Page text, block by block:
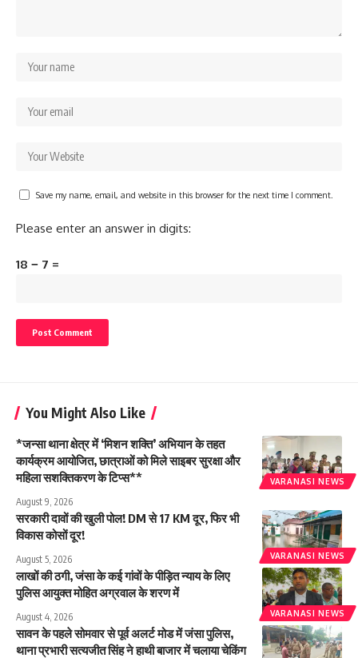
Save my name, email, and website in this browser for the next time I comment.
Please enter an answer in digits:
18 − 7 =
You Might Also Like
VARANASI NEWS
*जन्सा थाना क्षेत्र में ‘मिशन शक्ति’ अभियान के तहत
कार्यक्रम आयोजित, छात्राओं को मिले साइबर सुरक्षा और
महिला सशक्तिकरण के टिप्स**
August 9, 2026
VARANASI NEWS
सरकारी दावों की खुली पोल! DM से 17 KM दूर, फिर भी
विकास कोसों दूर!
August 5, 2026
VARANASI NEWS
लाखों की ठगी, जंसा के कई गांवों के पीड़ित न्याय के लिए
पुलिस आयुक्त मोहित अग्रवाल के शरण में
August 4, 2026
सावन के पहले सोमवार से पूर्व अलर्ट मोड में जंसा पुलिस,
थाना प्रभारी सत्यजीत सिंह ने हाथी बाजार में चलाया चेकिंग